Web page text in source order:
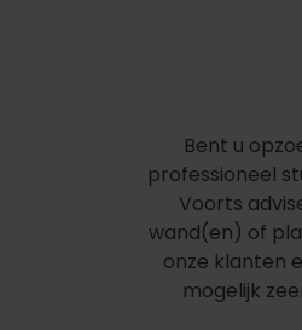
Bent u
professioneel
Voorts
wand(en) of
onze klanten
mogelijk